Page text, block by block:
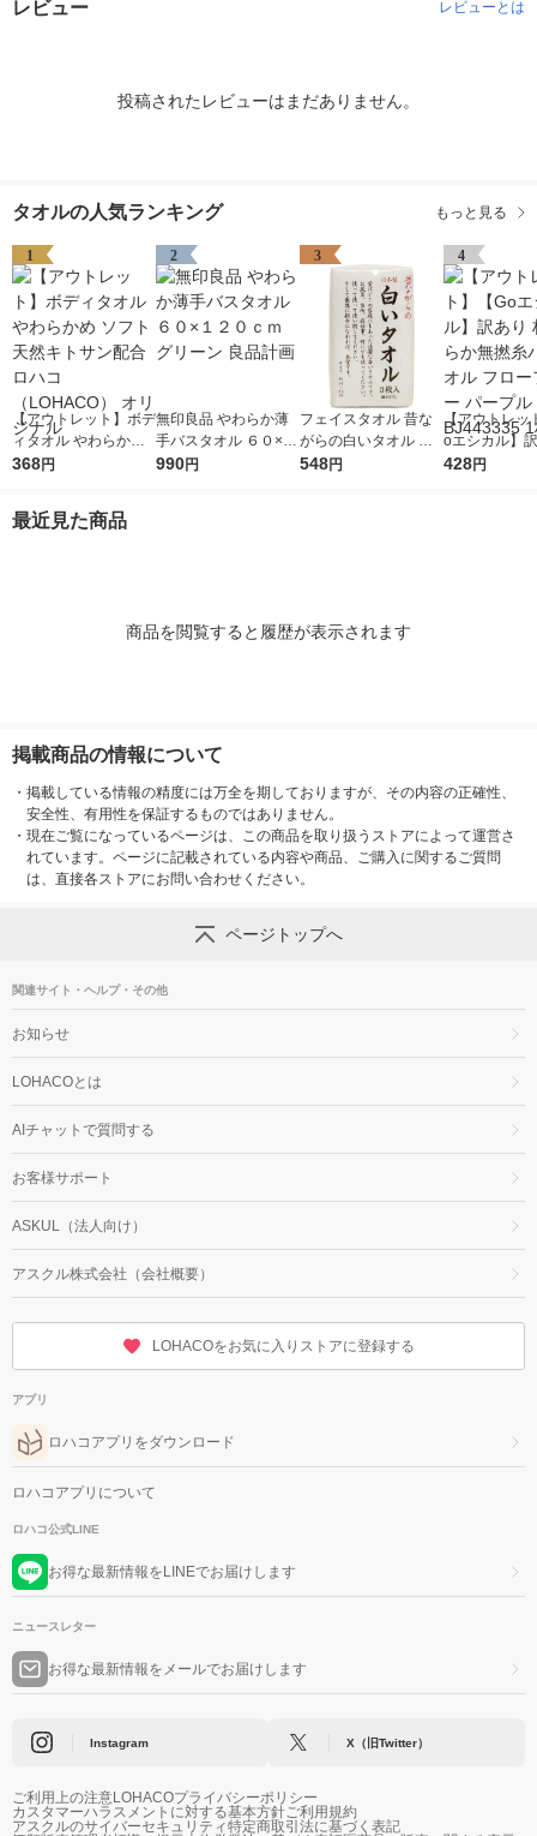
レビュー レビューとは
投稿されたレビューはまだありません。
タオルの人気ランキング もっと見る
1
【アウトレット】ボデ
ィタオル やわらかめ
ソフト 天然キトサン
368円
2
無印良品 やわらか薄
手バスタオル ６０×１
２０ｃｍ グリーン 良
990円
3
フェイスタオル 昔な
がらの白いタオル ホ
ワイト（白） 日本製
548円
4
【アウトレッ
oエシカル】
やわらか無撚
428円
最近見た商品
商品を閲覧すると履歴が表示されます
掲載商品の情報について
・ 掲載している情報の精度には万全を期しておりますが、その内容の正確性、
安全性、有用性を保証するものではありません。
・ 現在ご覧になっているページは、この商品を取り扱うストアによって運営さ
れています。ページに記載されている内容や商品、ご購入に関するご質問
は、直接各ストアにお問い合わせください。
ページトップへ
関連サイト・ヘルプ・その他
お知らせ
LOHACOとは
AIチャットで質問する
お客様サポート
ASKUL（法人向け）
アスクル株式会社（会社概要）
LOHACOをお気に入りストアに登録する
アプリ
ロハコアプリをダウンロード
ロハコアプリについて
ロハコ公式LINE
お得な最新情報をLINEでお届けします
ニュースレター
お得な最新情報をメールでお届けします
Instagram X（旧Twitter）
ご利用上の注意LOHACOプライバシーポリシー
カスタマーハラスメントに対する基本方針ご利用規約
アスクルのサイバーセキュリティ特定商取引法に基づく表記